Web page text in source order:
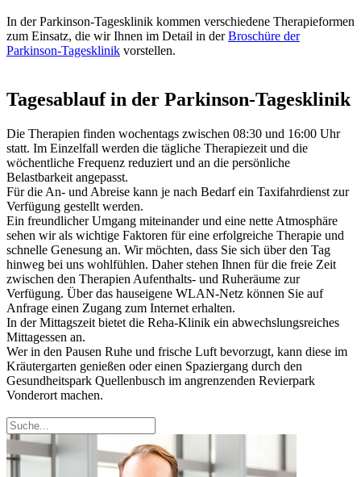
In der Parkinson-Tagesklinik kommen verschiedene Therapieformen
zum Einsatz, die wir Ihnen im Detail in derBroschüre der
Parkinson-Tagesklinik vorstellen.
Tagesablauf in der Parkinson-Tagesklinik
Die Therapien finden wochentags zwischen 08:30 und 16:00 Uhr
statt. Im Einzelfall werden die tägliche Therapiezeit und die
wöchentliche Frequenz reduziert und an die persönliche
Belastbarkeit angepasst.
Für die An- und Abreise kann je nach Bedarf ein Taxifahrdienst zur
Verfügung gestellt werden.
Ein freundlicher Umgang miteinander und eine nette Atmosphäre
sehen wir als wichtige Faktoren für eine erfolgreiche Therapie und
schnelle Genesung an. Wir möchten, dass Sie sich über den Tag
hinweg bei uns wohlfühlen. Daher stehen Ihnen für die freie Zeit
zwischen den Therapien Aufenthalts- und Ruheräume zur
Verfügung. Über das hauseigene WLAN-Netz können Sie auf
Anfrage einen Zugang zum Internet erhalten.
In der Mittagszeit bietet die Reha-Klinik ein abwechslungsreiches
Mittagessen an.
Wer in den Pausen Ruhe und frische Luft bevorzugt, kann diese im
Kräutergarten genießen oder einen Spaziergang durch den
Gesundheitspark Quellenbusch im angrenzenden Revierpark
Vonderort machen.